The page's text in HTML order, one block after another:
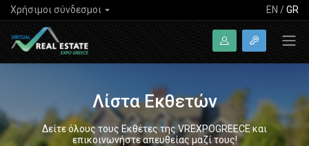
Χρήσιμοι σύνδεσμοι EN /GR
Λίστα Εκθετών
Δείτε όλους τους Εκθέτες της VREXPOGREECE και
επικοινωνήστε απευθείας μαζί τους!